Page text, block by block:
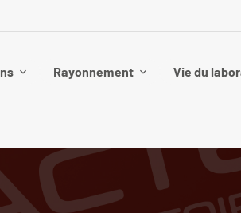
Rayonnement Vie du